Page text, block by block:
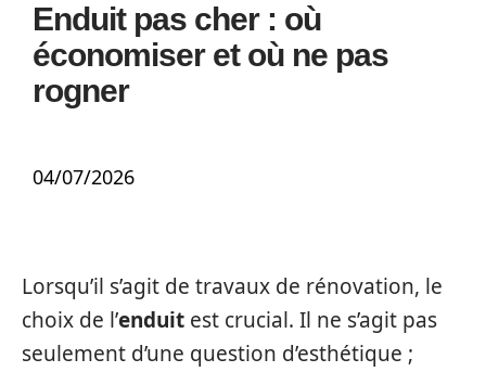
Enduit pas cher : où
économiser et où ne pas
rogner
04/07/2026
Lorsqu’il s’agit de travaux de rénovation, le
choix de l’enduit est crucial. Il ne s’agit pas
seulement d’une question d’esthétique ;